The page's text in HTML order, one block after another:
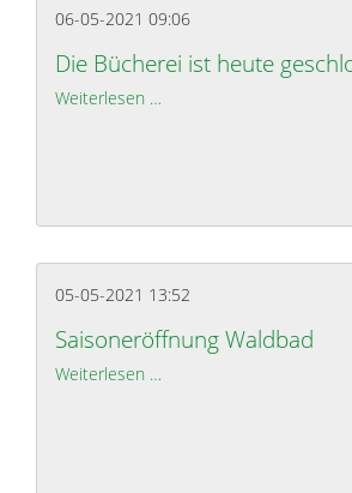
06-05-2021 09:06
Die Bücherei ist heute
Weiterlesen …
05-05-2021 13:52
Saisoneröffnung Waldbad
Weiterlesen …